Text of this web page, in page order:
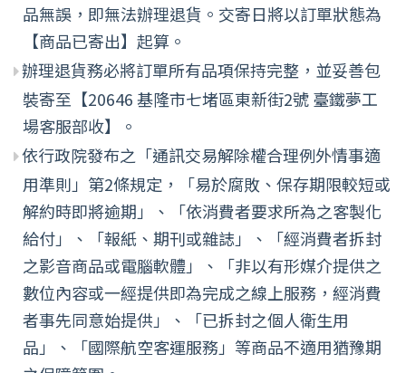
品無誤，即無法辦理退貨。交寄日將以訂單狀態為
【商品已寄出】起算。
辦理退貨務必將訂單所有品項保持完整，並妥善包
裝寄至【20646 基隆市七堵區東新街2號 臺鐵夢工
場客服部收】。
依行政院發布之「通訊交易解除權合理例外情事適
用準則」第2條規定，「易於腐敗、保存期限較短或
解約時即將逾期」、「依消費者要求所為之客製化
給付」、「報紙、期刊或雜誌」、「經消費者拆封
之影音商品或電腦軟體」、「非以有形媒介提供之
數位內容或一經提供即為完成之線上服務，經消費
者事先同意始提供」、「已拆封之個人衛生用
品」、「國際航空客運服務」等商品不適用猶豫期